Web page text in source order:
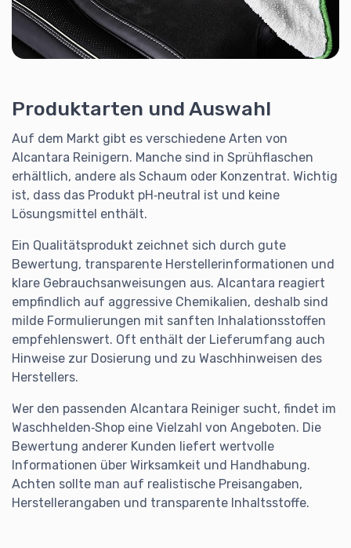
Produktarten und Auswahl
Auf dem Markt gibt es verschiedene Arten von
Alcantara Reinigern. Manche sind in Sprühflaschen
erhältlich, andere als Schaum oder Konzentrat. Wichtig
ist, dass das Produkt pH‑neutral ist und keine
Lösungsmittel enthält.
Ein Qualitätsprodukt zeichnet sich durch gute
Bewertung, transparente Herstellerinformationen und
klare Gebrauchsanweisungen aus. Alcantara reagiert
empfindlich auf aggressive Chemikalien, deshalb sind
milde Formulierungen mit sanften Inhalationsstoffen
empfehlenswert. Oft enthält der Lieferumfang auch
Hinweise zur Dosierung und zu Waschhinweisen des
Herstellers.
Wer den passenden Alcantara Reiniger sucht, findet im
Waschhelden‑Shop eine Vielzahl von Angeboten. Die
Bewertung anderer Kunden liefert wertvolle
Informationen über Wirksamkeit und Handhabung.
Achten sollte man auf realistische Preisangaben,
Herstellerangaben und transparente Inhaltsstoffe.